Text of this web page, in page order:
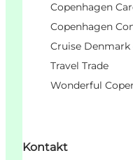
Copenhagen
Copenhagen
Cruise Denmark
Travel Trade
Wonderful
Kontakt